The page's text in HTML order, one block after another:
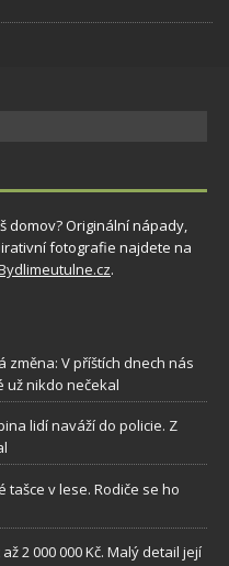
domov? Originální nápady,
fotografie najdete na
.
V příštích dnech nás
už nikdo nečekal
lidí naváží do policie. Z
v lese. Rodiče se ho
2 000 000 Kč. Malý detail její